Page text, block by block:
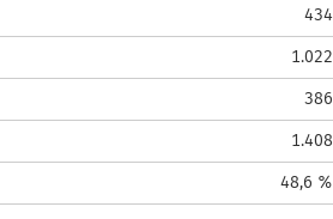
434
1.022
386
1.408
48,6 %